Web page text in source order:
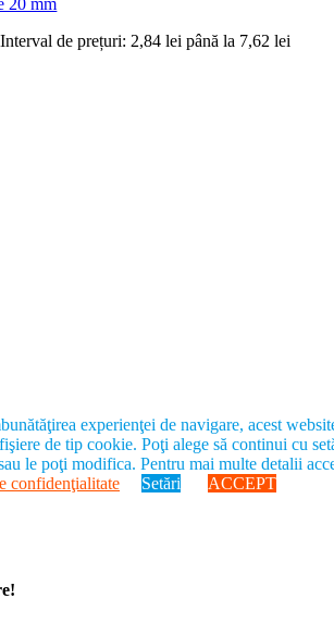
20 mm
Interval de prețuri: 2,84 lei până la 7,62 lei
PREMIUM
experienţei de navigare, acest
de tip cookie. Poţi alege să continui cu
le poţi modifica. Pentru mai multe detalii
confidenţialitate
Setări ACCEPT